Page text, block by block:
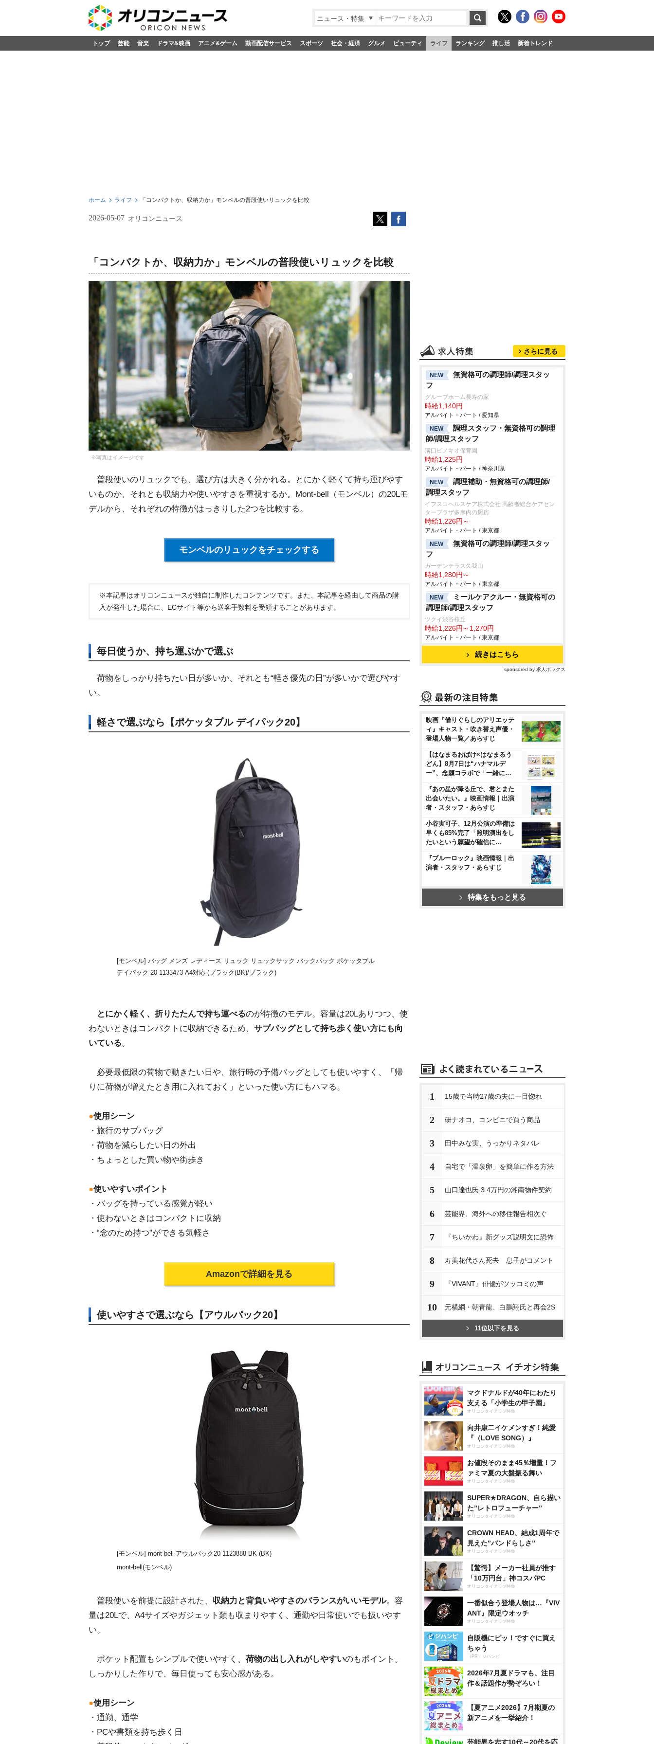
ニュース・特集
トップ 芸能 音楽 ドラマ&映画 アニメ&ゲーム 動画配信サービス スポーツ 社会・経済 グルメ ビューティ ライフ ランキング 推し活 新着トレンド
ホーム ライフ 「コンパクトか、収納力か」モンベルの普段使いリュックを比較
2026-05-07 オリコンニュース
「コンパクトか、収納力か」モンベルの普段使いリュックを比較
※写真はイメージです
普段使いのリュックでも、選び方は大きく分かれる。とにかく軽くて持ち運びやす
いものか、それとも収納力や使いやすさを重視するか。Mont-bell（モンベル）の20Lモ
デルから、それぞれの特徴がはっきりした2つを比較する。
モンベルのリュックをチェックする
※本記事はオリコンニュースが独自に制作したコンテンツです。また、本記事を経由して商品の購
入が発生した場合に、ECサイト等から送客手数料を受領することがあります。
毎日使うか、持ち運ぶかで選ぶ
荷物をしっかり持ちたい日が多いか、それとも“軽さ優先の日”が多いかで選びやす
い。
軽さで選ぶなら【ポケッタブル デイパック20】
[モンベル] バッグ メンズ レディース リュック リュックサック バックパック ポケッタブル
デイパック 20 1133473 A4対応 (ブラック(BK)/ブラック)
とにかく軽く、折りたたんで持ち運べるのが特徴のモデル。容量は20Lありつつ、使
わないときはコンパクトに収納できるため、 サブバッグとして持ち歩く使い方にも向
いている。
必要最低限の荷物で動きたい日や、旅行時の予備バッグとしても使いやすく、「帰
りに荷物が増えたとき用に入れておく」といった使い方にもハマる。
●使用シーン
・旅行のサブバッグ
・荷物を減らしたい日の外出
・ちょっとした買い物や街歩き
●使いやすいポイント
・バッグを持っている感覚が軽い
・使わないときはコンパクトに収納
・“念のため持つ”ができる気軽さ
Amazonで詳細を見る
使いやすさで選ぶなら【アウルパック20】
[モンベル] mont-bell アウルパック20 1123888 BK (BK)
mont-bell(モンベル)
普段使いを前提に設計された、 収納力と背負いやすさのバランスがいいモデル。容
量は20Lで、A4サイズやガジェット類も収まりやすく、通勤や日常使いでも扱いやす
い。
ポケット配置もシンプルで使いやすく、 荷物の出し入れがしやすいのもポイント。
しっかりした作りで、毎日使っても安心感がある。
●使用シーン
・通勤、通学
・PCや書類を持ち歩く日
さらに見る
NEW
無資格可の調理師/調理スタッ
フ
グループホーム長寿の家
時給1,140円
アルバイト・パート / 愛知県
NEW
調理スタッフ・無資格可の調理
師/調理スタッフ
溝口ピノキオ保育園
時給1,225円
アルバイト・パート / 神奈川県
NEW
調理補助・無資格可の調理師/
調理スタッフ
イフスコヘルスケア株式会社 高齢者総合ケアセン
タープラザ多摩内の厨房
時給1,226円～
アルバイト・パート / 東京都
NEW
無資格可の調理師/調理スタッ
フ
ガーデンテラス久我山
時給1,280円～
アルバイト・パート / 東京都
NEW
ミールケアクルー・無資格可の
調理師/調理スタッフ
ツクイ渋谷桜丘
時給1,226円～1,270円
アルバイト・パート / 東京都
続きはこちら
sponsored by 求人ボックス
映画『借りぐらしのアリエッテ
ィ』キャスト・吹き替え声優・
登場人物一覧／あらすじ
【はなまるおばけ×はなまるう
どん】8月7日は“ハナマルデ
ー”、念願コラボで「一緒に…
『あの星が降る丘で、君とまた
出会いたい。』映画情報｜出演
者・スタッフ・あらすじ
小谷実可子、12月公演の準備は
早くも85%完了「照明演出をし
たいという願望が確信に…
『ブルーロック』映画情報｜出
演者・スタッフ・あらすじ
特集をもっと見る
1 15歳で当時27歳の夫に一目惚れ
2 研ナオコ、コンビニで買う商品
3 田中みな実、うっかりネタバレ
4 自宅で「温泉卵」を簡単に作る方法
5 山口達也氏 3.4万円の湘南物件契約
6 芸能界、海外への移住報告相次ぐ
7 『ちいかわ』新グッズ説明文に恐怖
8 寿美花代さん死去 息子がコメント
9 『VIVANT』俳優がツッコミの声
10 元横綱・朝青龍、白鵬翔氏と再会2S
11位以下を見る
マクドナルドが40年にわたり
支える「小学生の甲子園」
オリコンタイアップ特集
向井康二イケメンすぎ！純愛
『（LOVE SONG）』
オリコンタイアップ特集
お値段そのまま45％増量！フ
ァミマ夏の大盤振る舞い
オリコンタイアップ特集
SUPER★DRAGON、自ら描い
た”レトロフューチャー”
オリコンタイアップ特集
CROWN HEAD、結成1周年で
見えた”バンドらしさ”
オリコンタイアップ特集
【驚愕】メーカー社員が推す
「10万円台」神コスパPC
オリコンタイアップ特集
一番似合う登場人物は…『VIV
ANT』限定ウオッチ
オリコンタイアップ特集
自販機にピッ！ですぐに買え
ちゃう
（PR）ジハンピ
2026年7月夏ドラマも、注目
作＆話題作が勢ぞろい！
【夏アニメ2026】7月期夏の
新アニメを一挙紹介！
芸能界を志す10代～20代を応